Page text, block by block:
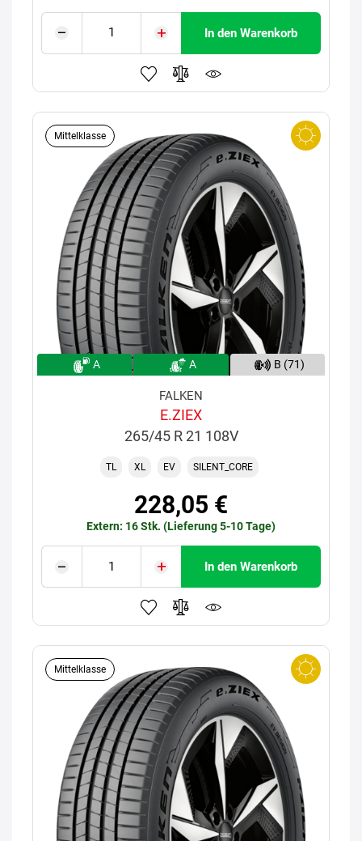
In den Warenkorb
Mittelklasse
A A B (71)
FALKEN
E.ZIEX
265/45 R 21 108V
TL XL EV SILENT_CORE
228,05 €
Extern: 16 Stk. (Lieferung 5-10 Tage)
In den Warenkorb
Mittelklasse